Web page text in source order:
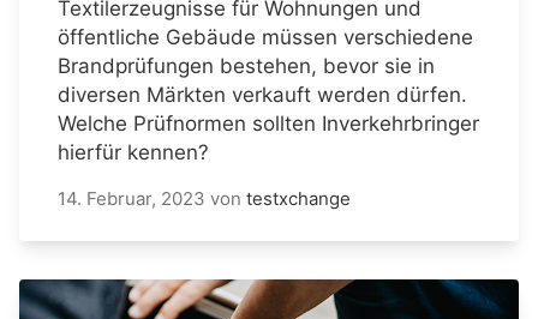
Textilerzeugnisse für Wohnungen und
öffentliche Gebäude müssen verschiedene
Brandprüfungen bestehen, bevor sie in
diversen Märkten verkauft werden dürfen.
Welche Prüfnormen sollten Inverkehrbringer
hierfür kennen?
14. Februar, 2023 von testxchange